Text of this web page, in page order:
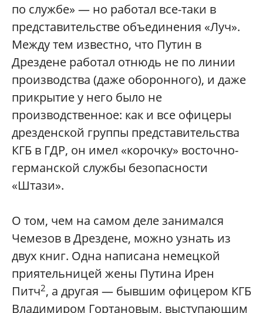
по службе» — но работал все-таки в
представительстве объединения «Луч».
Между тем известно, что Путин в
Дрездене работал отнюдь не по линии
производства (даже оборонного), и даже
прикрытие у него было не
производственное: как и все офицеры
дрезденской группы представительства
КГБ в ГДР, он имел «корочку» восточно-
германской службы безопасности
«Штази».
О том, чем на самом деле занимался
Чемезов в Дрездене, можно узнать из
двух книг. Одна написана немецкой
приятельницей жены Путина Ирен
Питч2, а другая — бывшим офицером КГБ
Владимиром Гортановым, выступающим